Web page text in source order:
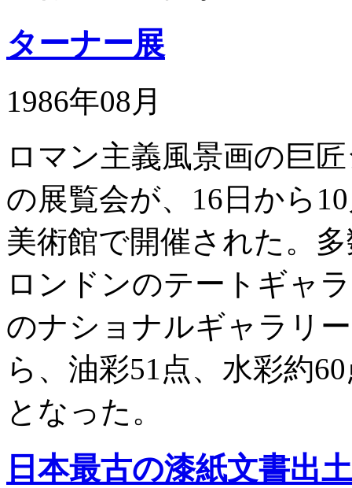
ターナー展
1986年08月
ロマン主義風景画の巨
の展覧会が、16日から
美術館で開催された。
ロンドンのテートギャ
のナショナルギャラリ
ら、油彩51点、水彩約
となった。
日本最古の漆紙文書出土